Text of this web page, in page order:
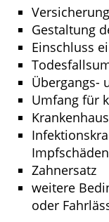
Gestaltung
Einschluss
Übergangs-
Umfang für
Impfschäden
Zahnersatz
weitere
oder